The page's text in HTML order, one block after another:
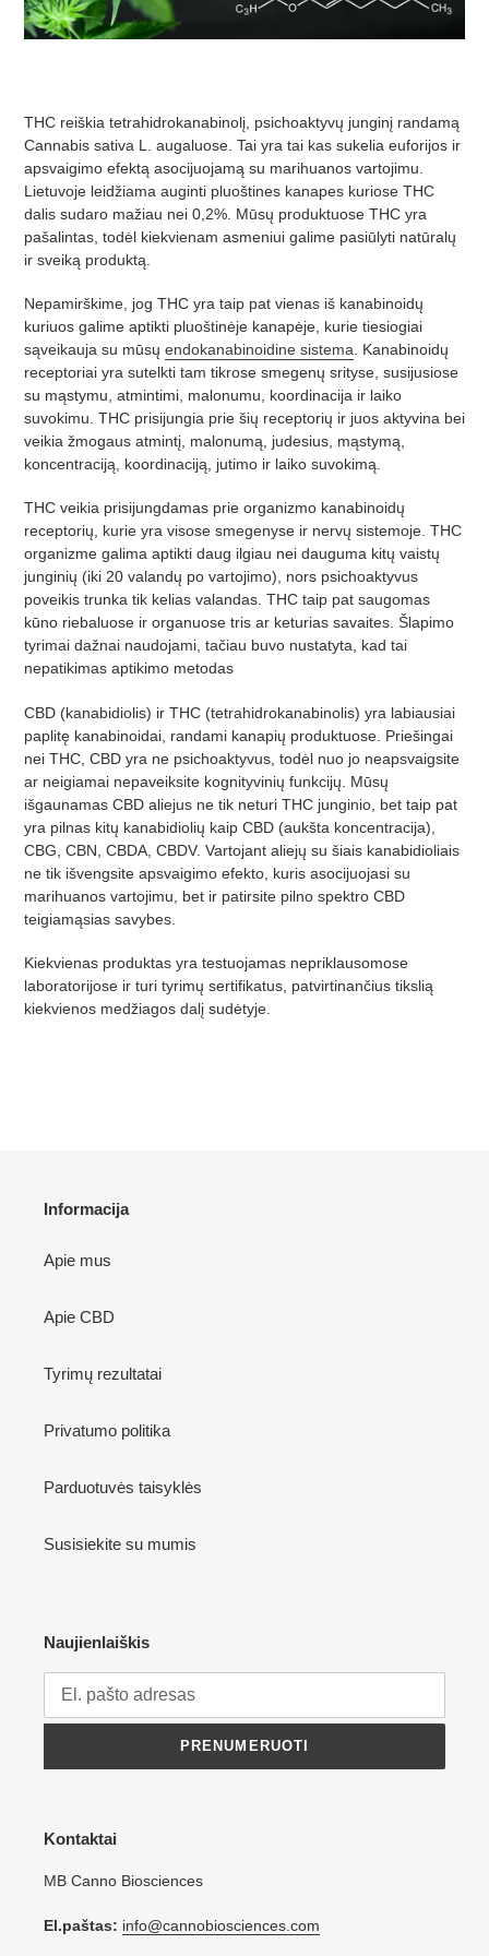
THC reiškia tetrahidrokanabinolį, psichoaktyvų junginį randamą
Cannabis sativa L. augaluose. Tai yra tai kas sukelia euforijos ir
apsvaigimo efektą asocijuojamą su marihuanos vartojimu.
Lietuvoje leidžiama auginti pluoštines kanapes kuriose THC
dalis sudaro mažiau nei 0,2%. Mūsų produktuose THC yra
pašalintas, todėl kiekvienam asmeniui galime pasiūlyti natūralų
ir sveiką produktą.
Nepamirškime, jog THC yra taip pat vienas iš kanabinoidų
kuriuos galime aptikti pluoštinėje kanapėje, kurie tiesiogiai
sąveikauja su mūsų endokanabinoidine sistema . Kanabinoidų
receptoriai yra sutelkti tam tikrose smegenų srityse, susijusiose
su mąstymu, atmintimi, malonumu, koordinacija ir laiko
suvokimu. THC prisijungia prie šių receptorių ir juos aktyvina bei
veikia žmogaus atmintį, malonumą, judesius, mąstymą,
koncentraciją, koordinaciją, jutimo ir laiko suvokimą.
THC veikia prisijungdamas prie organizmo kanabinoidų
receptorių, kurie yra visose smegenyse ir nervų sistemoje. THC
organizme galima aptikti daug ilgiau nei dauguma kitų vaistų
junginių (iki 20 valandų po vartojimo), nors psichoaktyvus
poveikis trunka tik kelias valandas. THC taip pat saugomas
kūno riebaluose ir organuose tris ar keturias savaites. Šlapimo
tyrimai dažnai naudojami, tačiau buvo nustatyta, kad tai
nepatikimas aptikimo metodas
CBD (kanabidiolis) ir THC (tetrahidrokanabinolis) yra labiausiai
paplitę kanabinoidai, randami kanapių produktuose. Priešingai
nei THC, CBD yra ne psichoaktyvus, todėl nuo jo neapsvaigsite
ar neigiamai nepaveiksite kognityvinių funkcijų. Mūsų
išgaunamas CBD aliejus ne tik neturi THC junginio, bet taip pat
yra pilnas kitų kanabidiolių kaip CBD (aukšta koncentracija),
CBG, CBN, CBDA, CBDV. Vartojant aliejų su šiais kanabidioliais
ne tik išvengsite apsvaigimo efekto, kuris asocijuojasi su
marihuanos vartojimu, bet ir patirsite pilno spektro CBD
teigiamąsias savybes.
Kiekvienas produktas yra testuojamas nepriklausomose
laboratorijose ir turi tyrimų sertifikatus, patvirtinančius tikslią
kiekvienos medžiagos dalį sudėtyje.
Informacija
Apie mus
Apie CBD
Tyrimų rezultatai
Privatumo politika
Parduotuvės taisyklės
Susisiekite su mumis
Naujienlaiškis
PRENUMERUOTI
Kontaktai
MB Canno Biosciences
El.paštas: info@cannobiosciences.com